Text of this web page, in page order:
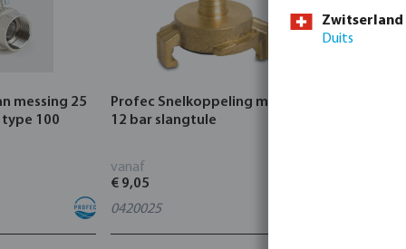
messing 25
100
Profec Snelkoppeling messing
12 bar slangtule
vanaf
€ 9,05
0420025
Zwitserland
Duits